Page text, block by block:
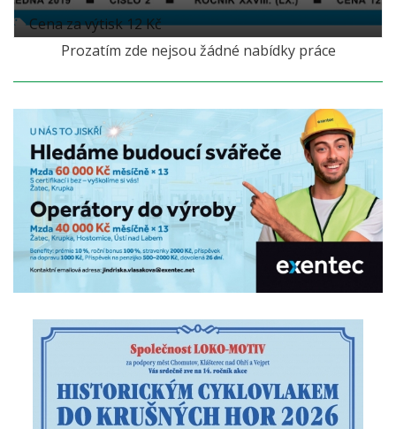
Cena za výtisk 12 Kč
Prozatím zde nejsou žádné nabídky práce